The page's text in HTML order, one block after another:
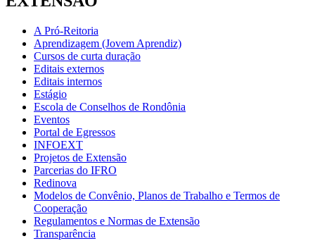
A Pró-Reitoria
Aprendizagem (Jovem Aprendiz)
Cursos de curta duração
Editais externos
Editais internos
Estágio
Escola de Conselhos de Rondônia
Eventos
Portal de Egressos
INFOEXT
Projetos de Extensão
Parcerias do IFRO
Redinova
Modelos de Convênio, Planos de Trabalho e Termos de
Cooperação
Regulamentos e Normas de Extensão
Transparência